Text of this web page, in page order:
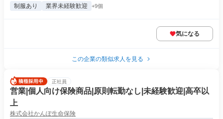
制服あり 業界未経験歓迎 +9個
気になる
この企業の類似求人を見る
正社員
営業|個人向け保険商品|原則転勤なし|未経験歓迎|高卒以
上
株式会社かんぽ生命保険